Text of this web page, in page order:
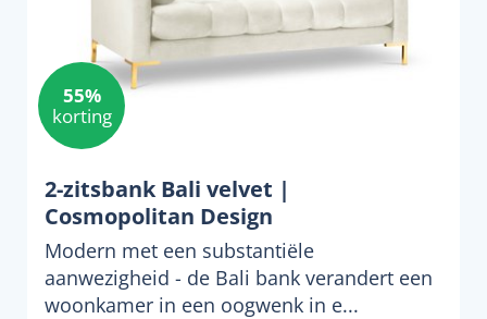
55%
korting
2-zitsbank Bali velvet |
Cosmopolitan Design
Modern met een substantiële
aanwezigheid - de Bali bank verandert een
woonkamer in een oogwenk in e...